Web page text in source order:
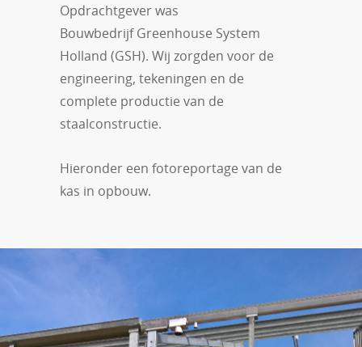
Opdrachtgever was
Bouwbedrijf Greenhouse System
Holland (GSH). Wij zorgden voor de
engineering, tekeningen en de
complete productie van de
staalconstructie.
Hieronder een fotoreportage van de
kas in opbouw.